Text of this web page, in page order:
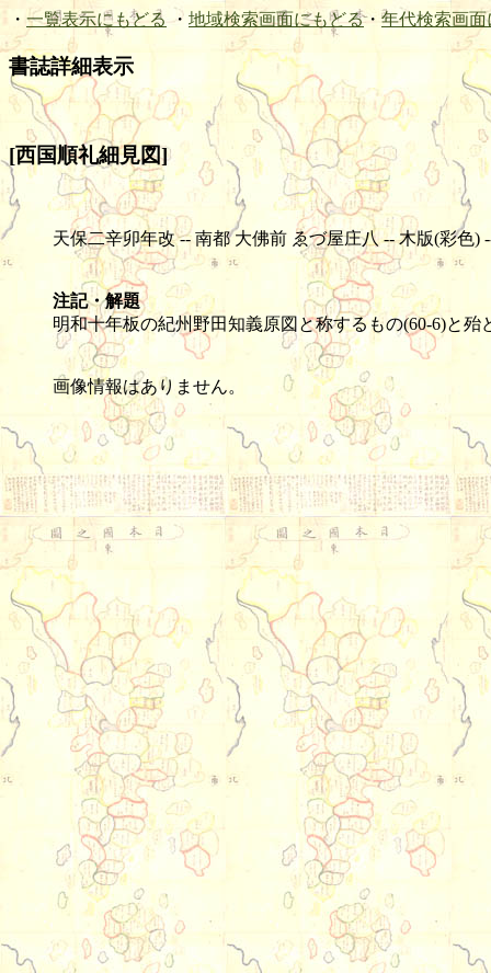
・ 一覧表示にもどる ・ 地域検索画面にもどる・ 年代検索画面
書誌詳細表示
[西国順礼細見図]
天保二辛卯年改 -- 南都 大佛前 ゑづ屋庄八 -- 木版(彩色)
注記・解題
明和十年板の紀州野田知義原図と称するもの(60-6)と
画像情報はありません。